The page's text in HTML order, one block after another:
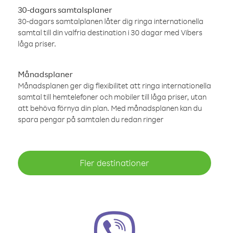
30-dagars samtalsplaner
30-dagars samtalplanen låter dig ringa internationella
samtal till din valfria destination i 30 dagar med Vibers
låga priser.
Månadsplaner
Månadsplanen ger dig flexibilitet att ringa internationella
samtal till hemtelefoner och mobiler till låga priser, utan
att behöva förnya din plan. Med månadsplanen kan du
spara pengar på samtalen du redan ringer
Fler destinationer